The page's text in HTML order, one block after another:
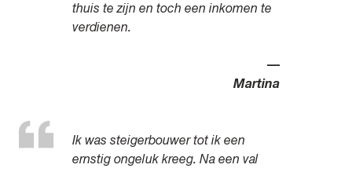
thuis te zijn en toch een inkomen te
verdienen.
—
Martina
Ik was steigerbouwer tot ik een
ernstig ongeluk kreeg. Na een val